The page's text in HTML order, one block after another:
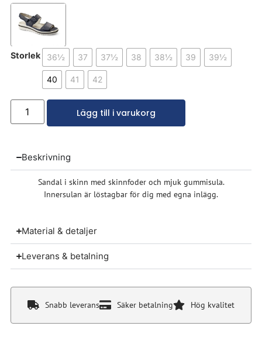
Storlek 36½ 37 37½ 38 38½ 39 39½
40 41 42
Lägg till i varukorg
Beskrivning
Sandal i skinn med skinnfoder och mjuk gummisula.
Innersulan är löstagbar för dig med egna inlägg.
Material & detaljer
Leverans & betalning
Snabb leverans Säker betalning Hög kvalitet